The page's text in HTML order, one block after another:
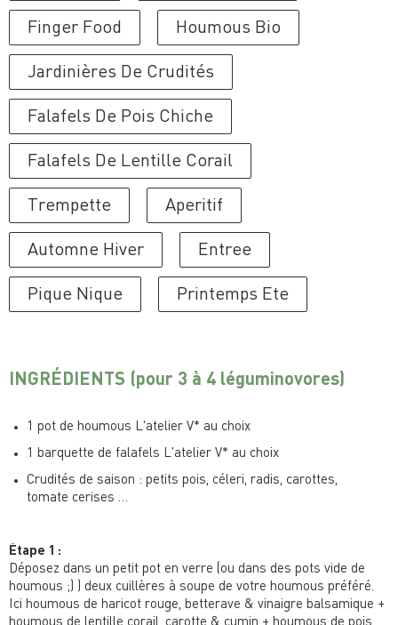
Finger Food Houmous Bio
Jardinières De Crudités
Falafels De Pois Chiche
Falafels De Lentille Corail
Trempette Aperitif
Automne Hiver Entree
Pique Nique Printemps Ete
INGRÉDIENTS (pour 3 à 4 léguminovores)
1 pot de houmous L'atelier V* au choix
1 barquette de falafels L'atelier V* au choix
Crudités de saison : petits pois, céleri, radis, carottes,
tomate cerises …
Étape 1 :
Déposez dans un petit pot en verre (ou dans des pots vide de
houmous ;) ) deux cuillères à soupe de votre houmous préféré.
Ici houmous de haricot rouge, betterave & vinaigre balsamique +